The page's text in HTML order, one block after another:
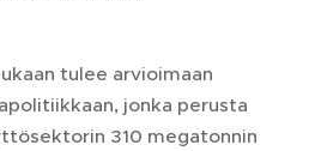
tulee arvioimaan
jonka perusta
310 megatonnin